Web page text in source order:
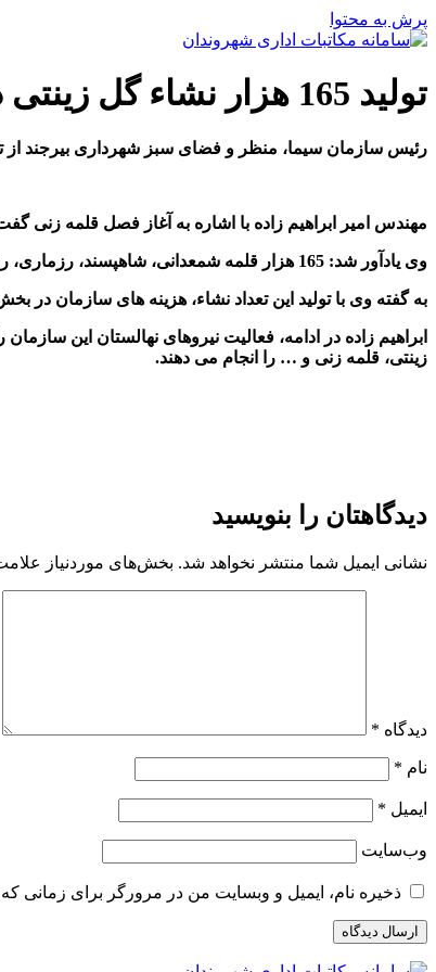
پرش به محتوا
تولید 165 هزار نشاء گل زینتی در نهالستان سازمان سیما، منظر و فضای سبز شهری
رئیس سازمان سیما، منظر و فضای سبز شهرداری بیرجند از تولید 165 هزار نشاء گل زینتی در نهالستان سازمان سیما، منظر و فضای سبز شهرداری
مهندس امیر ابراهیم زاده با اشاره به آغاز فصل قلمه زنی
وی یادآور شد: 165 هزار قلمه شمعدانی، شاهپسند، رزماری، رز و انواع درختچه های زینتی و همچنین 30 هزار گل فصلی بهاره (همیشه بهار، گازانیا، …) در محل نهالستان جهت کاشت بهاره تولید خواهد شد.
به گفته وی با تولید این تعداد نشاء، هزینه های سازمان در
زینتی، قلمه زنی و … را انجام می دهند.
دیدگاهتان را بنویسید
نشانی ایمیل شما منتشر نخواهد شد. بخش‌های موردنیاز
دیدگاه *
نام *
ایمیل *
وب‌سایت
ذخیره نام، ایمیل و وبسایت من در مرورگر برای زمانی